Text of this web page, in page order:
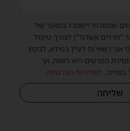
שמסרתי יישמרו במאגר של
אשדוד") לצורך טיפול
כי אני רשאי/ת לעיין במידע, לבקש
הפרטים היא רשות, אך
למדיניות הפרטיות
שליחה